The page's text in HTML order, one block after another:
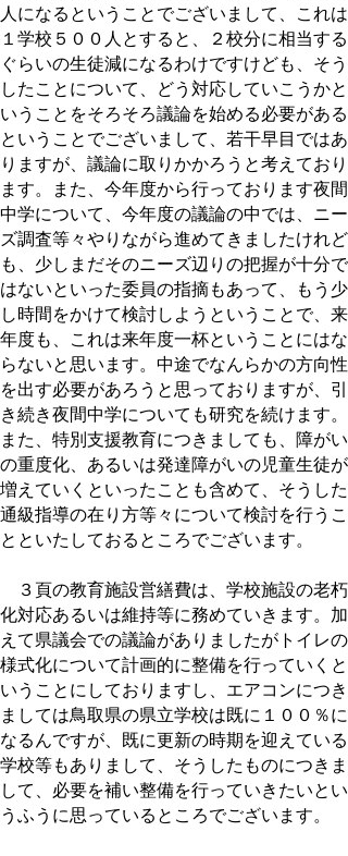
人になるということでございまして、これは
１学校５００人とすると、２校分に相当する
ぐらいの生徒減になるわけですけども、そう
したことについて、どう対応していこうかと
いうことをそろそろ議論を始める必要がある
ということでございまして、若干早目ではあ
りますが、議論に取りかかろうと考えており
ます。また、今年度から行っております夜間
中学について、今年度の議論の中では、ニー
ズ調査等々やりながら進めてきましたけれど
も、少しまだそのニーズ辺りの把握が十分で
はないといった委員の指摘もあって、もう少
し時間をかけて検討しようということで、来
年度も、これは来年度一杯ということにはな
らないと思います。中途でなんらかの方向性
を出す必要があろうと思っておりますが、引
き続き夜間中学についても研究を続けます。
また、特別支援教育につきましても、障がい
の重度化、あるいは発達障がいの児童生徒が
増えていくといったことも含めて、そうした
通級指導の在り方等々について検討を行うこ
とといたしておるところでございます。
３頁の教育施設営繕費は、学校施設の老朽
化対応あるいは維持等に務めていきます。加
えて県議会での議論がありましたがトイレの
様式化について計画的に整備を行っていくと
いうことにしておりますし、エアコンにつき
ましては鳥取県の県立学校は既に１００％に
なるんですが、既に更新の時期を迎えている
学校等もありまして、そうしたものにつきま
して、必要を補い整備を行っていきたいとい
うふうに思っているところでございます。